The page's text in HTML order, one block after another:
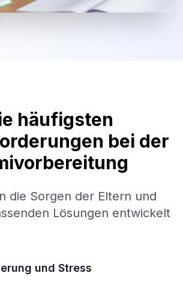
häufigsten
bei der
die Sorgen der Eltern und
Lösungen entwickelt
und Stress